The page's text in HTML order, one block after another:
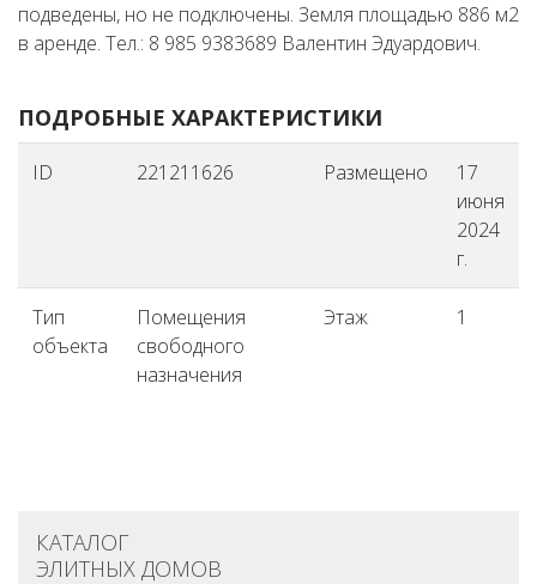
подведены, но не подключены. Земля площадью 886 м2
в аренде. Тел.: 8 985 9383689 Валентин Эдуардович.
ПОДРОБНЫЕ ХАРАКТЕРИСТИКИ
ID 221211626 Размещено
17
июня
2024
г.
Тип
объекта
Помещения
свободного
назначения
Этаж 1
КАТАЛОГ
ЭЛИТНЫХ ДОМОВ